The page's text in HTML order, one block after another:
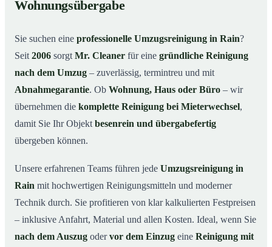
04So funktioniert’s
Typische Anlässe für eine Umzugsreinigung
07 Jetzt Angebot anfordern
08So läuft eine Umzugsreinigung in Rain wirklich ab
Wohnungsübergabe
Sie suchen eine professionelle Umzugsreinigung in Rain?
Seit 2006 sorgt Mr. Cleaner für eine gründliche Reinigung
nach dem Umzug – zuverlässig, termintreu und mit
Abnahmegarantie. Ob Wohnung, Haus oder Büro – wir
übernehmen die komplette Reinigung bei Mieterwechsel,
damit Sie Ihr Objekt besenrein und übergabefertig
übergeben können.
Unsere erfahrenen Teams führen jede Umzugsreinigung in
Rain mit hochwertigen Reinigungsmitteln und moderner
Technik durch. Sie profitieren von klar kalkulierten Festpreisen
– inklusive Anfahrt, Material und allen Kosten. Ideal, wenn Sie
nach dem Auszug odervor dem Einzug eine Reinigung mit